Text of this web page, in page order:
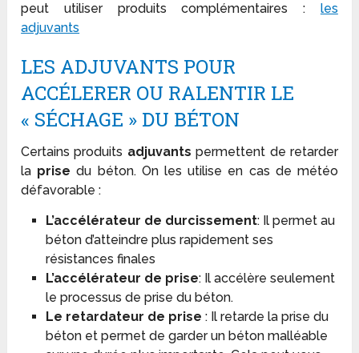
peut utiliser produits complémentaires : les
adjuvants
LES ADJUVANTS POUR
ACCÉLERER OU RALENTIR LE
« SÉCHAGE » DU BÉTON
Certains produits adjuvants permettent de retarder
la prise du béton. On les utilise en cas de météo
défavorable :
L’accélérateur de durcissement: Il permet au
béton d’atteindre plus rapidement ses
résistances finales
L’accélérateur de prise: Il accélère seulement
le processus de prise du béton.
Le retardateur de prise : Il retarde la prise du
béton et permet de garder un béton malléable